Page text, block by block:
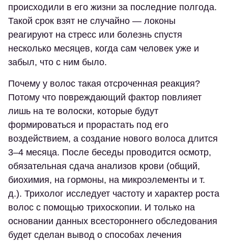
происходили в его жизни за последние полгода.
Такой срок взят не случайно — локоны
реагируют на стресс или болезнь спустя
несколько месяцев, когда сам человек уже и
забыл, что с ним было.
Почему у волос такая отсроченная реакция?
Потому что повреждающий фактор повлияет
лишь на те волоски, которые будут
формироваться и прорастать под его
воздействием, а создание нового волоса длится
3–4 месяца. После беседы проводится осмотр,
обязательная сдача анализов крови (общий,
биохимия, на гормоны, на микроэлементы и т.
д.). Трихолог исследует частоту и характер роста
волос с помощью трихоскопии. И только на
основании данных всестороннего обследования
будет сделан вывод о способах лечения